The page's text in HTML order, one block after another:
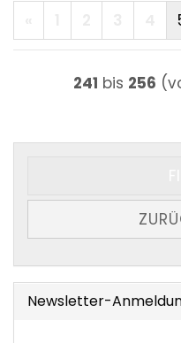
241 bis 256
Newsletter-